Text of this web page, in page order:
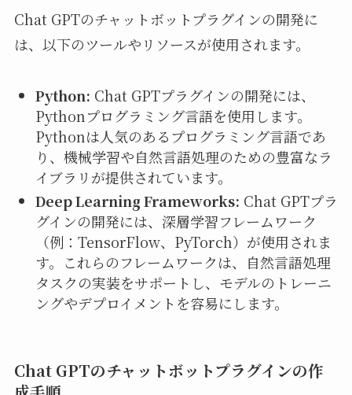
Chat GPTのチャットボットプラグインの開発に
は、以下のツールやリソースが使用されます。
Python: Chat GPTプラグインの開発には、
Pythonプログラミング言語を使用します。
Pythonは人気のあるプログラミング言語であ
り、機械学習や自然言語処理のための豊富なラ
イブラリが提供されています。
Deep Learning Frameworks: Chat GPTプラ
グインの開発には、深層学習フレームワーク
（例：TensorFlow、PyTorch）が使用されま
す。これらのフレームワークは、自然言語処理
タスクの実装をサポートし、モデルのトレーニ
ングやデプロイメントを容易にします。
Chat GPTのチャットボットプラグインの作